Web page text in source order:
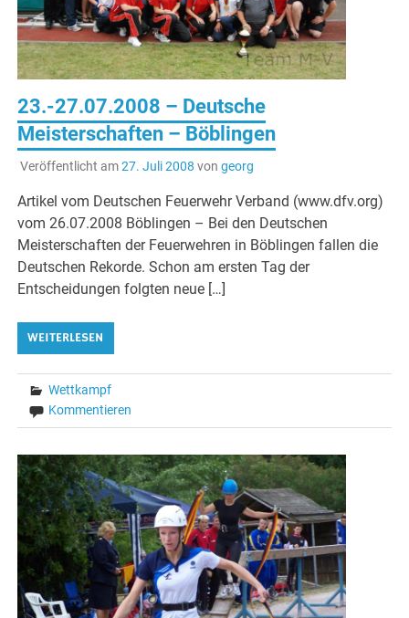
23.-27.07.2008 – Deutsche
Meisterschaften – Böblingen
Veröffentlicht am27. Juli 2008 von georg
Artikel vom Deutschen Feuerwehr Verband (www.dfv.org)
vom 26.07.2008 Böblingen – Bei den Deutschen
Meisterschaften der Feuerwehren in Böblingen fallen die
Deutschen Rekorde. Schon am ersten Tag der
Entscheidungen folgten neue […]
WEITERLESEN
Wettkampf
Kommentieren